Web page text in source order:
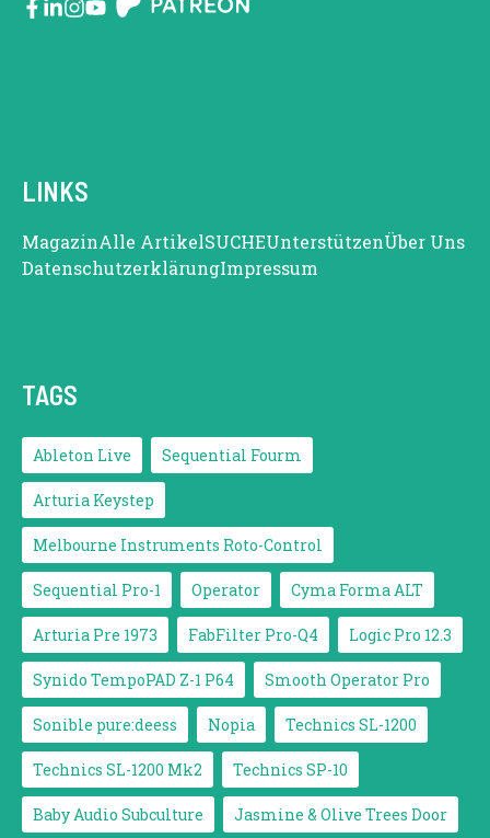
LINKS
MagazinAlle ArtikelSUCHEUnterstützenÜber Uns
DatenschutzerklärungImpressum
TAGS
Ableton Live Sequential Fourm
Arturia Keystep
Melbourne Instruments Roto-Control
Sequential Pro-1 Operator Cyma Forma ALT
Arturia Pre 1973 FabFilter Pro-Q4 Logic Pro 12.3
Synido TempoPAD Z-1 P64 Smooth Operator Pro
Sonible pure:deess Nopia Technics SL-1200
Technics SL-1200 Mk2 Technics SP-10
Baby Audio Subculture Jasmine & Olive Trees Door